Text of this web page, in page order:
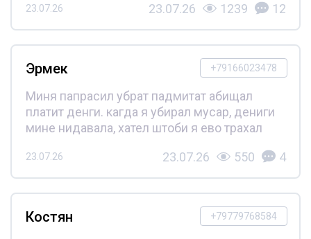
23.07.26 23.07.26 1239 12
+79166023478
Эрмек
Миня папрасил убрат падмитат абищал
платит денги. кагда я убирал мусар, дениги
мине нидавала, хател штоби я ево трахал
23.07.26 23.07.26 550 4
+79779768584
Костян